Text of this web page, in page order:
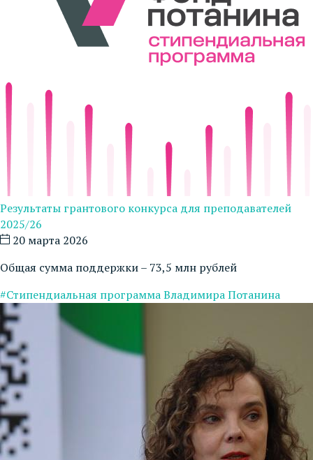
Результаты грантового конкурса для преподавателей
2025/26
20 марта 2026
Общая сумма поддержки – 73,5 млн рублей
#Стипендиальная программа Владимира Потанина